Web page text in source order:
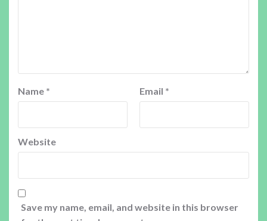
Name * Email *
Website
Save my name, email, and website in this browser